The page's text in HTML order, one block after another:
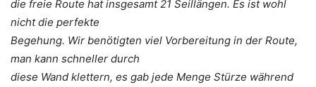
die freie Route hat insgesamt 21 Seillängen. Es ist wohl
nicht die perfekte
Begehung. Wir benötigten viel Vorbereitung in der Route,
man kann schneller durch
diese Wand klettern, es gab jede Menge Stürze während